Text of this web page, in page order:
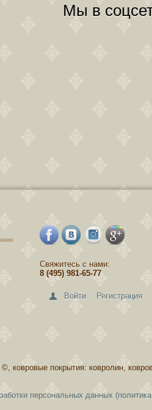
Мы в
Свяжитесь с нами:
8 (495) 981-65-77
Войти Регистрация
ковровые покрытия: ковролин,
персональных данных